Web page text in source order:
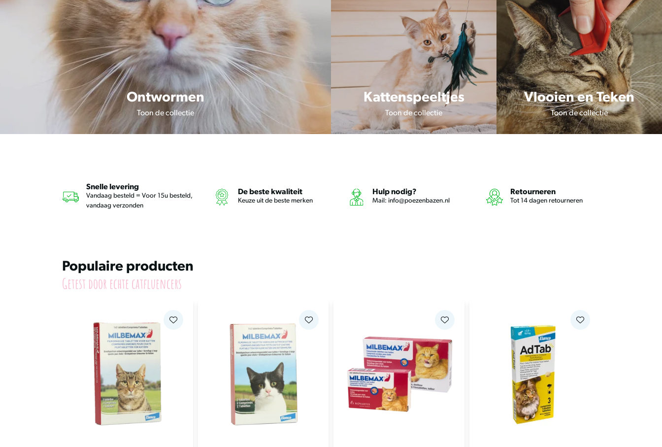
touch-
swipetekens
gebruiken.
Ontwormen
Toon de collectie
Kattenspeeltjes
Toon de collectie
Vlooien en Teken
Toon de collectie
Snelle levering
Vandaag besteld = Voor 15u besteld,
vandaag verzonden
De beste kwaliteit
Keuze uit de beste merken
Hulp nodig?
Mail: info@poezenbazen.nl
Retourneren
Tot 14 dagen retourneren
Populaire producten
Getest door echte catfluencers